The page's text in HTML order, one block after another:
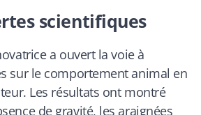
scientifiques
a ouvert la voie à
sur le comportement animal en
Les résultats ont montré
de gravité, les araignées